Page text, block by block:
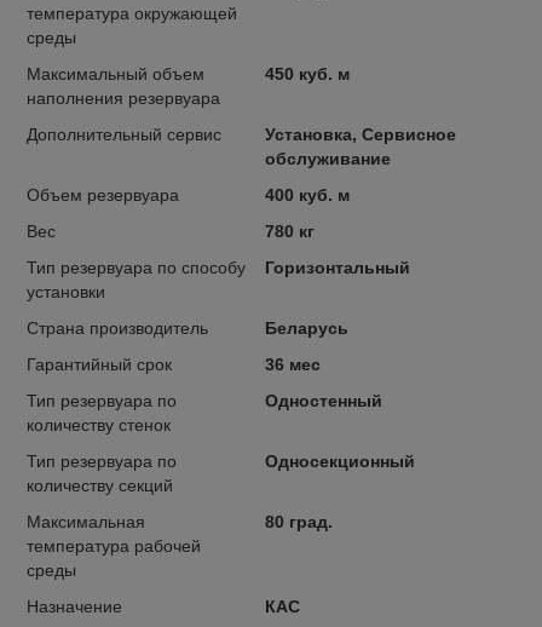
температура окружающей
среды
Максимальный объем
наполнения резервуара
450 куб. м
Дополнительный сервис
Установка, Сервисное
обслуживание
Объем резервуара
400 куб. м
Вес
780 кг
Тип резервуара по способу
установки
Горизонтальный
Страна производитель
Беларусь
Гарантийный срок
36 мес
Тип резервуара по
количеству стенок
Одностенный
Тип резервуара по
количеству секций
Односекционный
Максимальная
температура рабочей
среды
80 град.
Назначение КАС